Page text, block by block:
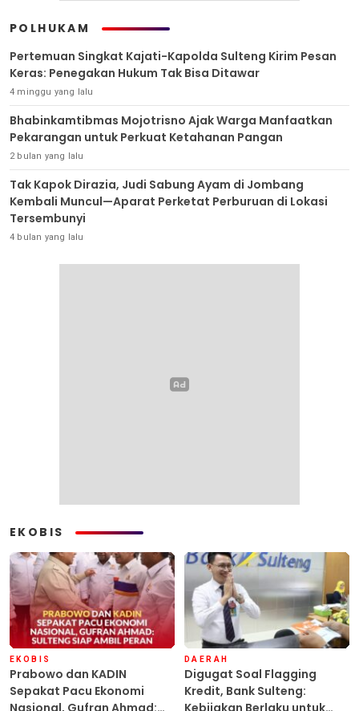
POLHUKAM
Pertemuan Singkat Kajati-Kapolda Sulteng Kirim Pesan
Keras: Penegakan Hukum Tak Bisa Ditawar
4 minggu yang lalu
Bhabinkamtibmas Mojotrisno Ajak Warga Manfaatkan
Pekarangan untuk Perkuat Ketahanan Pangan
2 bulan yang lalu
Tak Kapok Dirazia, Judi Sabung Ayam di Jombang
Kembali Muncul—Aparat Perketat Perburuan di Lokasi
Tersembunyi
4 bulan yang lalu
EKOBIS
EKOBIS
Prabowo dan KADIN
Sepakat Pacu Ekonomi
Nasional, Gufran Ahmad:
DAERAH
Digugat Soal Flagging
Kredit, Bank Sulteng:
Kebijakan Berlaku untuk